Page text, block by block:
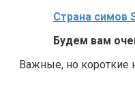
Страна симов
Будем вам
Важные, но короткие